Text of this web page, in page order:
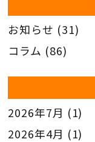
お知らせ (31)
コラム (86)
2026年7月 (1)
2026年4月 (1)